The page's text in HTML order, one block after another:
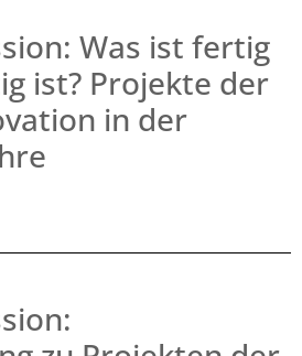
Was ist fertig
ist? Projekte der
in der